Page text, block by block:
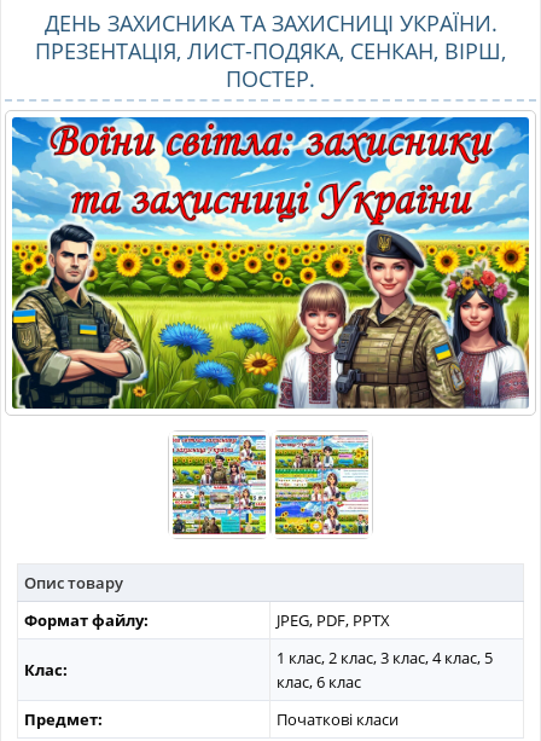
КОШИК
ВИХОВАТЕЛЯМ ДНЗ
МАТЕРІАЛИ З ПРЕДМЕТІВ
РІЗНІ МАТЕРІАЛИ
НОВИНИ
ДЕНЬ ЗАХИСНИКА ТА ЗАХИСНИЦІ УКРАЇНИ.
ПРЕЗЕНТАЦІЯ, ЛИСТ-ПОДЯКА, СЕНКАН, ВІРШ,
ПОСТЕР.
Опис товару
Формат файлу:
JPEG, PDF, PPTX
Клас:
1 клас, 2 клас, 3 клас, 4 клас, 5
клас, 6 клас
Предмет:
Початкові класи